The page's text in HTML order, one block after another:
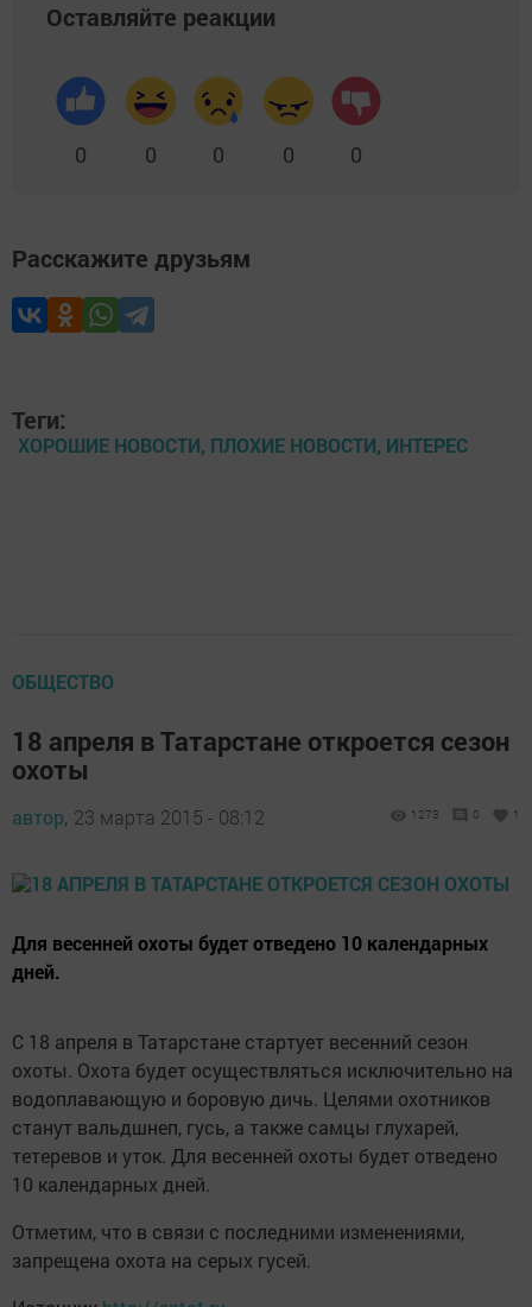
Оставляйте реакции
0 0 0 0 0
Расскажите друзьям
Теги:
ХОРОШИЕ НОВОСТИ, ПЛОХИЕ НОВОСТИ, ИНТЕРЕС
ОБЩЕСТВО
18 апреля в Татарстане откроется сезон
охоты
автор, 23 марта 2015 - 08:12 1273 0 1
Для весенней охоты будет отведено 10 календарных
дней.
С 18 апреля в Татарстане стартует весенний сезон
охоты. Охота будет осуществляться исключительно на
водоплавающую и боровую дичь. Целями охотников
станут вальдшнеп, гусь, а также самцы глухарей,
тетеревов и уток. Для весенней охоты будет отведено
10 календарных дней.
Отметим, что в связи с последними изменениями,
запрещена охота на серых гусей.